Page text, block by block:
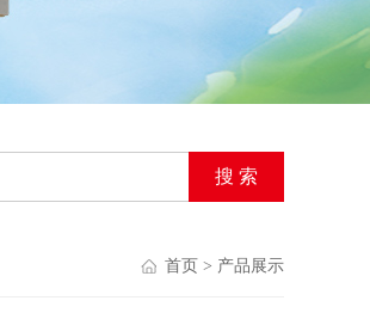
首页 > 产品展示